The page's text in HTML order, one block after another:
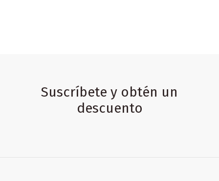
Suscríbete y obtén un
descuento